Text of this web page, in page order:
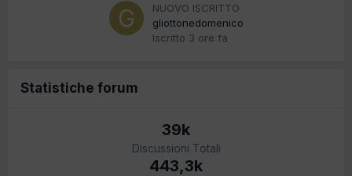
NUOVO ISCRITTO
gliottonedomenico
Iscritto 3 ore fa
Statistiche forum
39k
Discussioni Totali
443,3k